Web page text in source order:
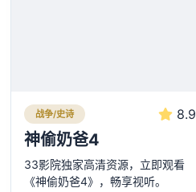
战争/史诗 8.9
神偷奶爸4
33影院独家高清资源，立即观看
《神偷奶爸4》，畅享视听。